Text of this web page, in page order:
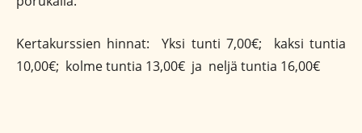
Kertakurssien hinnat: Yksi tunti 7,00€; kaksi tuntia
10,00€; kolme tuntia 13,00€ ja neljä tuntia 16,00€